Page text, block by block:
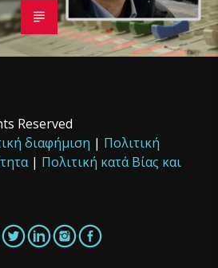
Reserved
διαφήμιση | Πολιτική
| Πολιτική κατά Βίας και